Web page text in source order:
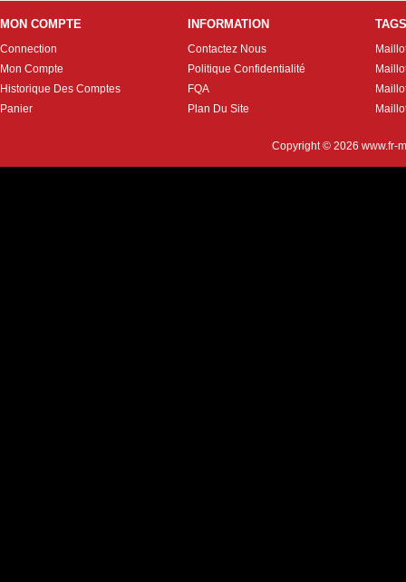
MON COMPTE
Connection
Mon Compte
Historique Des Comptes
Panier
INFORMATION
Contactez Nous
Politique Confidentialité
FQA
Plan Du Site
TAGS
Copyright © 2026 www.fr-